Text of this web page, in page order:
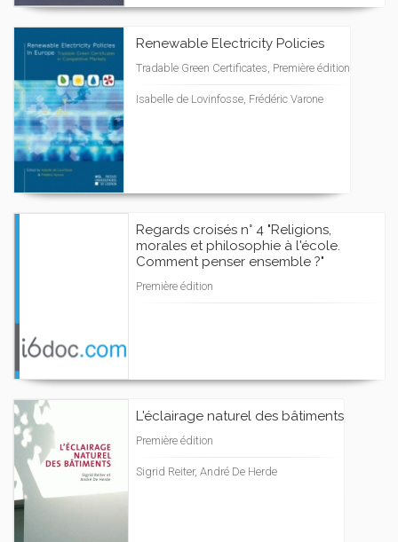
Renewable Electricity Policies
Tradable Green Certificates, Première édition
Isabelle de Lovinfosse, Frédéric Varone
Regards croisés n° 4 "Religions,
morales et philosophie à l'école.
Comment penser ensemble ?"
Première édition
L'éclairage naturel des bâtiments
Première édition
Sigrid Reiter, André De Herde